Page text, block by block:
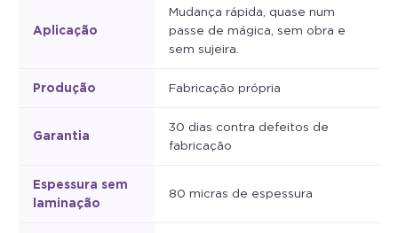
Aplicação
Mudança rápida, quase num
passe de mágica, sem obra e
sem sujeira.
Produção Fabricação própria
Garantia
30 dias contra defeitos de
fabricação
Espessura sem
laminação
80 micras de espessura